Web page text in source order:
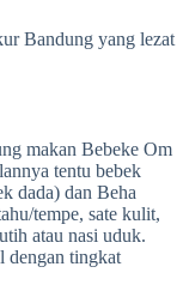
Bandung yang lezat
makan Bebeke Om
tentu bebek
dada) dan Beha
tempe, sate kulit,
atau nasi uduk.
dengan tingkat